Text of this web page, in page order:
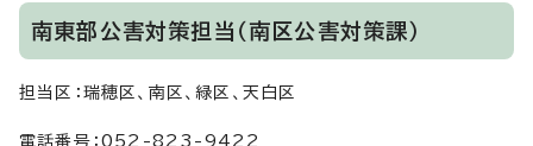
南東部公害対策担当（南区公害対策課）
担当区：瑞穂区、南区、緑区、天白区
電話番号：052-823-9422